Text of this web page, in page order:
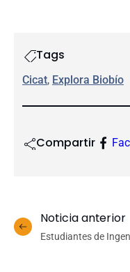
Tags
Cicat, Explora Biobío
Compartir
Noticia anterior
Estudiantes de